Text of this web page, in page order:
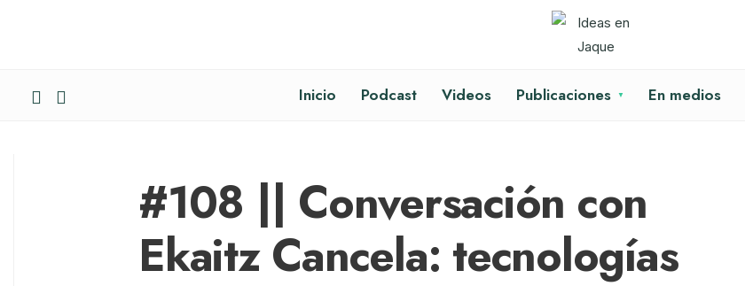
Inicio Podcast Videos Publicaciones En medios
#108 || Conversación con
Ekaitz Cancela: tecnologías